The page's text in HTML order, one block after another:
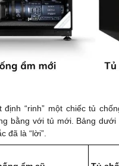
định “rinh” một chiếc tủ
bằng với tủ mới. Bảng dưới
đã là “lời”.